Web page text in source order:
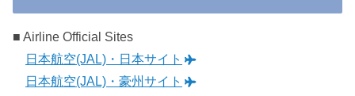
■ Airline Official Sites
日本航空(JAL)・日本サイト
日本航空(JAL)・豪州サイト